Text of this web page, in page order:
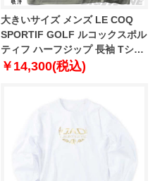
大きいサイズ メンズ LE COQ
SPORTIF GOLF ルコックスポル
ティフ ハーフジップ 長袖 Tシャ
ツ 吸汗 ストレッチ ゴルフウェア
￥14,300(税込)